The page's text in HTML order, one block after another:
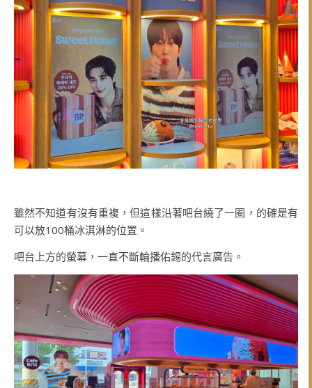
雖然不知道有沒有重複，但這樣沿著吧台繞了一圈，的確是有
可以放100桶冰淇淋的位置。
吧台上方的螢幕，一直不斷輪播佑錫的代言廣告。